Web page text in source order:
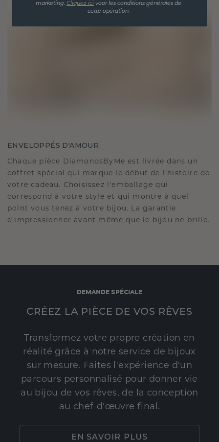
ENVELOPPÉS D'AMOUR
Chaque pièce DiamondsByMe est livrée dans un
coffret spécial qui marque le début de l'histoire de
votre cadeau. Choisissez l'emballage qui
correspond à votre style et qui montre à quel
point vous tenez à votre bijou. La garantie
d'impressionner avant même que le bijou ne brille.
DEMANDE SPÉCIALE
CRÉEZ LA PIÈCE DE VOS RÊVES
Transformez votre propre création en
réalité grâce à notre service de bijoux
sur mesure. Faites l'expérience d'un
parcours personnalisé pour donner vie
au bijou de vos rêves, de la conception
au chef-d'œuvre final.
EN SAVOIR PLUS
marketing. Cliquez ici voor les conditions générales de
cette opération.